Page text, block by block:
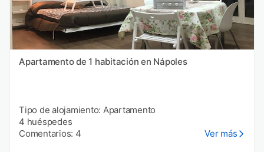
Apartamento de 1 habitación en Nápoles
Tipo de alojamiento: Apartamento
4 huéspedes
Comentarios: 4
Ver más